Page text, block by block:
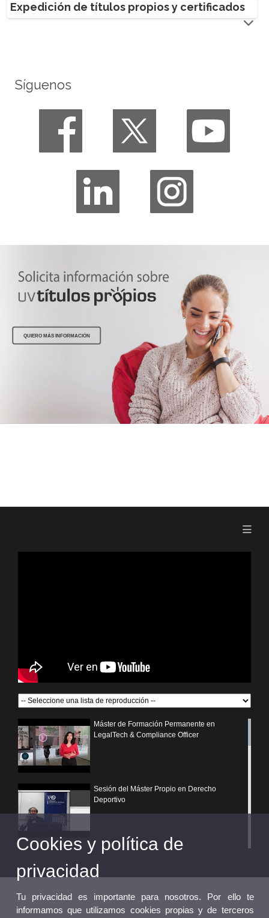
Expedición de títulos propios y certificados
Síguenos
QUIERO MÁS INFORMACIÓN
Máster de Formación Permanente en
LegalTech & Compliance Officer
Sesión del Máster Propio en Derecho
Deportivo
¿Por qué elegir un postgrado propio de la
Universitat de València?
Cookies y política de
privacidad
Tu privacidad es importante para nosotros. Por ello te
informamos que utilizamos cookies propias y de terceros